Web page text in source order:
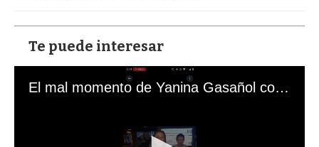
Te puede interesar
El mal momento de Yanina Gasañol con un hincha argentino en "Subrayado"